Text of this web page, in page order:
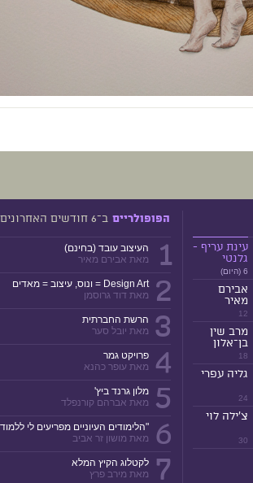
6 (היום)
עינת עריף -
גלנטי
12
אבירם
מאיר
18
מרב שין
בן־אלון
24
גליה עפרי
30
צ'ילה לוי
הפופולריים ב־6 חודשים האחרונים
1
העיצוב עובד (בחינם)
מאת אבירם מאיר
2
Design Art = ונוס, עיצוב = מאדים
מאת דוד גרוסמן
3
הרשת החברתית
מאת יובל סער
4
פרויקט גמר
מאת עופר כהנא
5
מלון גרנד ביץ'
מאת אברהם קורנפלד
6
"הלימודים העיוניים מפריעים לי
מאת מושון זר אביב
7
לקטלוג הקיץ המלא
מאת מירב פרץ